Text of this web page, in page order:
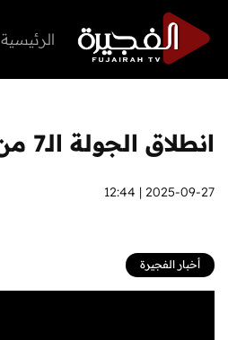
الرئيسية
انطلاق الجولة الـ7 من بطولة خالد بن محمد بن زايد للجوجيتسو بالفجيرة
2025-09-27 | 12:44
أخبار الفجيرة